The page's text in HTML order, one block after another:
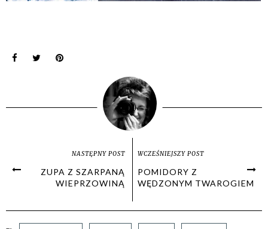
NASTĘPNY POST
ZUPA Z SZARPANĄ
WIEPRZOWINĄ
WCZEŚNIEJSZY POST
POMIDORY Z
WĘDZONYM TWAROGIEM